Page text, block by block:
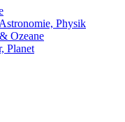
Physik
Ozeane
Planet